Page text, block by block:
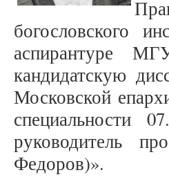
богословского
аспирантуре
кандидатскую
Московской
специальности
руководитель
Федоров)».